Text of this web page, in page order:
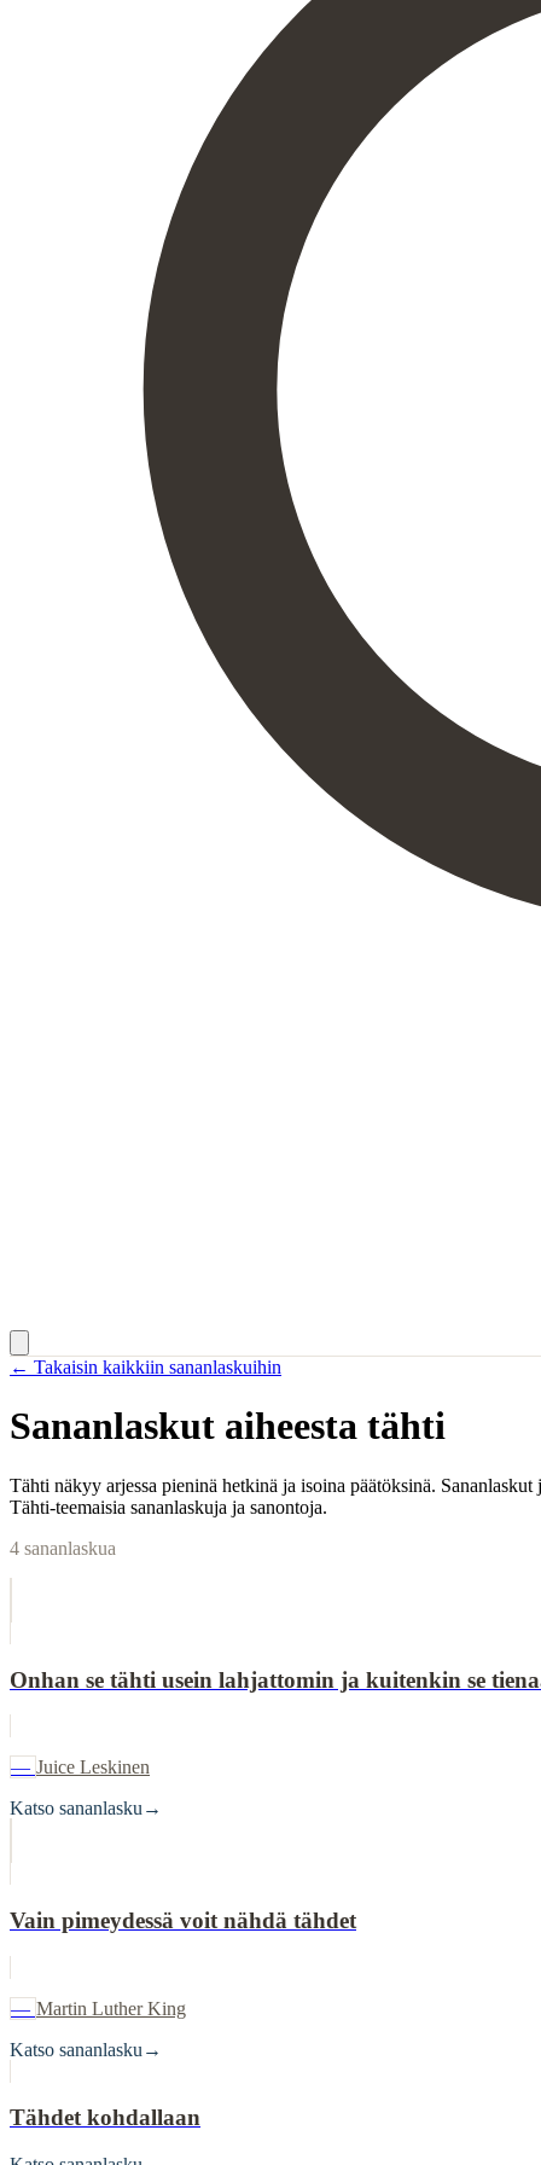
← Takaisin kaikkiin sananlaskuihin
Sananlaskut aiheesta tähti
Tähti näkyy arjessa pieninä hetkinä ja isoina päätöksinä.
Tähti-teemaisia sananlaskuja ja sanontoja.
4 sananlaskua
Onhan se tähti usein lahjattomin ja kuitenkin se
— Juice Leskinen
Katso sananlasku →
Vain pimeydessä voit nähdä tähdet
— Martin Luther King
Katso sananlasku →
Tähdet kohdallaan